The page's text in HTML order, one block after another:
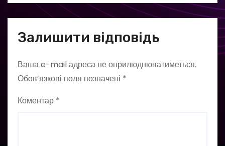
Залишити відповідь
Ваша e-mail адреса не оприлюднюватиметься.
Обов’язкові поля позначені *
Коментар *